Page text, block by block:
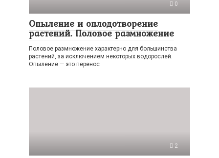
0
Опыление и оплодотворение
растений. Половое размножение
Половое размножение характерно для большинства
растений, за исключением некоторых водорослей.
Опыление — это перенос
2